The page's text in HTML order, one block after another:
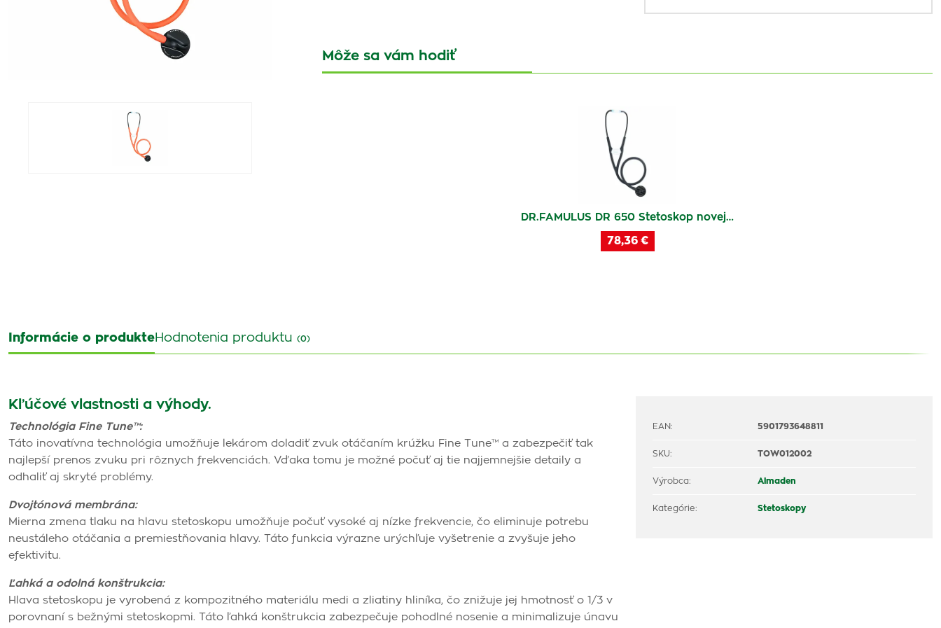
Môže sa vám hodiť
DR.FAMULUS DR 650 Stetoskop novej…
78,36 €
Informácie o produkteHodnotenia produktu (0)
Kľúčové vlastnosti a výhody.
Technológia Fine Tune™:
Táto inovatívna technológia umožňuje lekárom doladiť zvuk otáčaním krúžku Fine Tune™ a zabezpečiť tak
najlepší prenos zvuku pri rôznych frekvenciách. Vďaka tomu je možné počuť aj tie najjemnejšie detaily a
odhaliť aj skryté problémy.
Dvojtónová membrána:
Mierna zmena tlaku na hlavu stetoskopu umožňuje počuť vysoké aj nízke frekvencie, čo eliminuje potrebu
neustáleho otáčania a premiestňovania hlavy. Táto funkcia výrazne urýchľuje vyšetrenie a zvyšuje jeho
efektivitu.
Ľahká a odolná konštrukcia:
Hlava stetoskopu je vyrobená z kompozitného materiálu medi a zliatiny hliníka, čo znižuje jej hmotnosť o 1/3 v
porovnaní s bežnými stetoskopmi. Táto ľahká konštrukcia zabezpečuje pohodlné nosenie a minimalizuje únavu
EAN: 5901793648811
SKU: TOW012002
Výrobca: Almaden
Kategórie: Stetoskopy